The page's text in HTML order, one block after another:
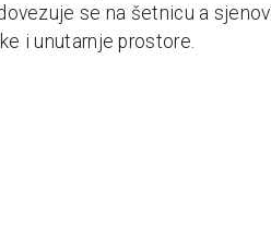
se na šetnicu a
i unutarnje prostore.